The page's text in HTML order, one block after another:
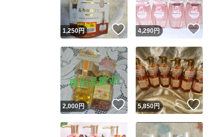
1,250円 いいね！
4,290 円 い
2,000円 いいね！
5,850円 い